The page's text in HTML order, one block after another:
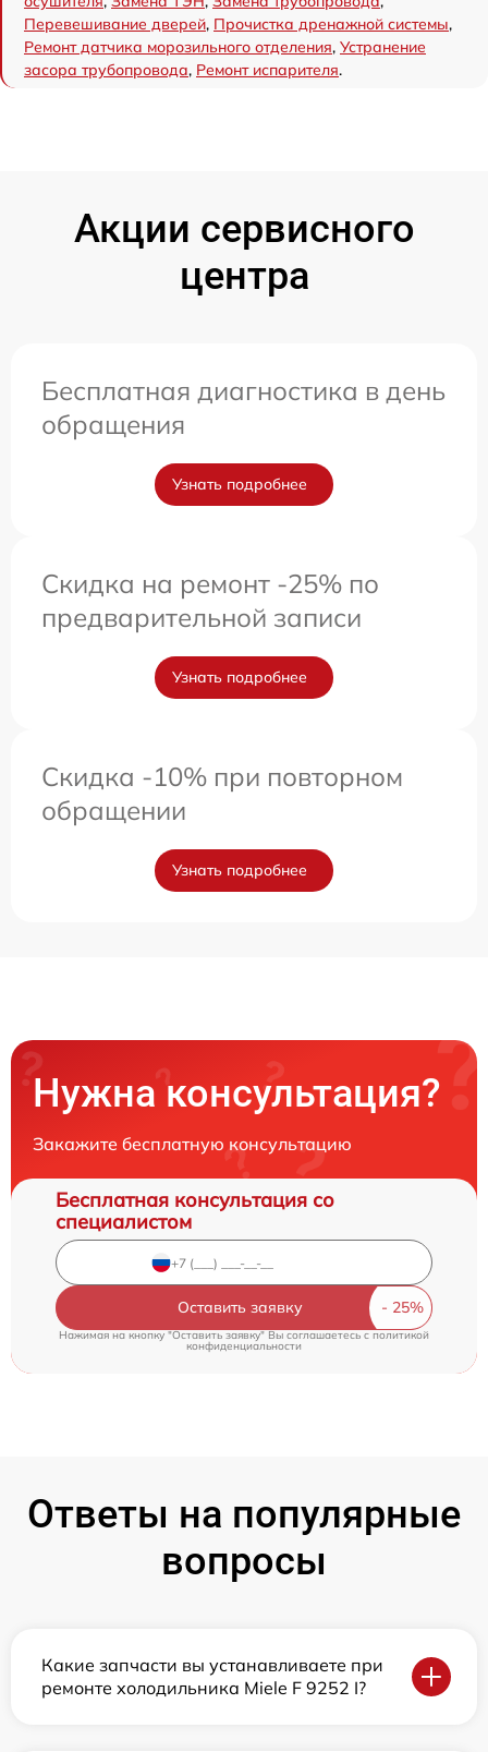
Перевешивание дверей, Прочистка дренажной системы,
Ремонт датчика морозильного отделения, Устранение
засора трубопровода, Ремонт испарителя.
Акции сервисного
центра
Бесплатная диагностика в день
обращения
Узнать подробнее
Скидка на ремонт -25% по
предварительной записи
Узнать подробнее
Скидка -10% при повторном
обращении
Узнать подробнее
Нужна консультация?
Закажите бесплатную консультацию
Бесплатная консультация со
специалистом
Оставить заявку
Нажимая на кнопку "Оставить заявку" Вы соглашаетесь cполитикой
конфиденциальности
Ответы на популярные
вопросы
Какие запчасти вы устанавливаете при
ремонте холодильника Miele F 9252 I?